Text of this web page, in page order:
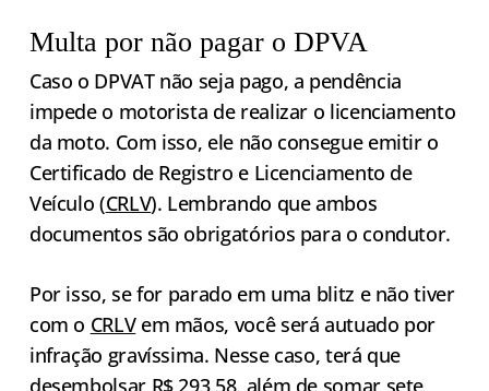
Multa por não pagar o DPVA
Caso o DPVAT não seja pago, a pendência
impede o motorista de realizar o licenciamento
da moto. Com isso, ele não consegue emitir o
Certificado de Registro e Licenciamento de
Veículo (CRLV). Lembrando que ambos
documentos são obrigatórios para o condutor.
Por isso, se for parado em uma blitz e não tiver
com o CRLVem mãos, você será autuado por
infração gravíssima. Nesse caso, terá que